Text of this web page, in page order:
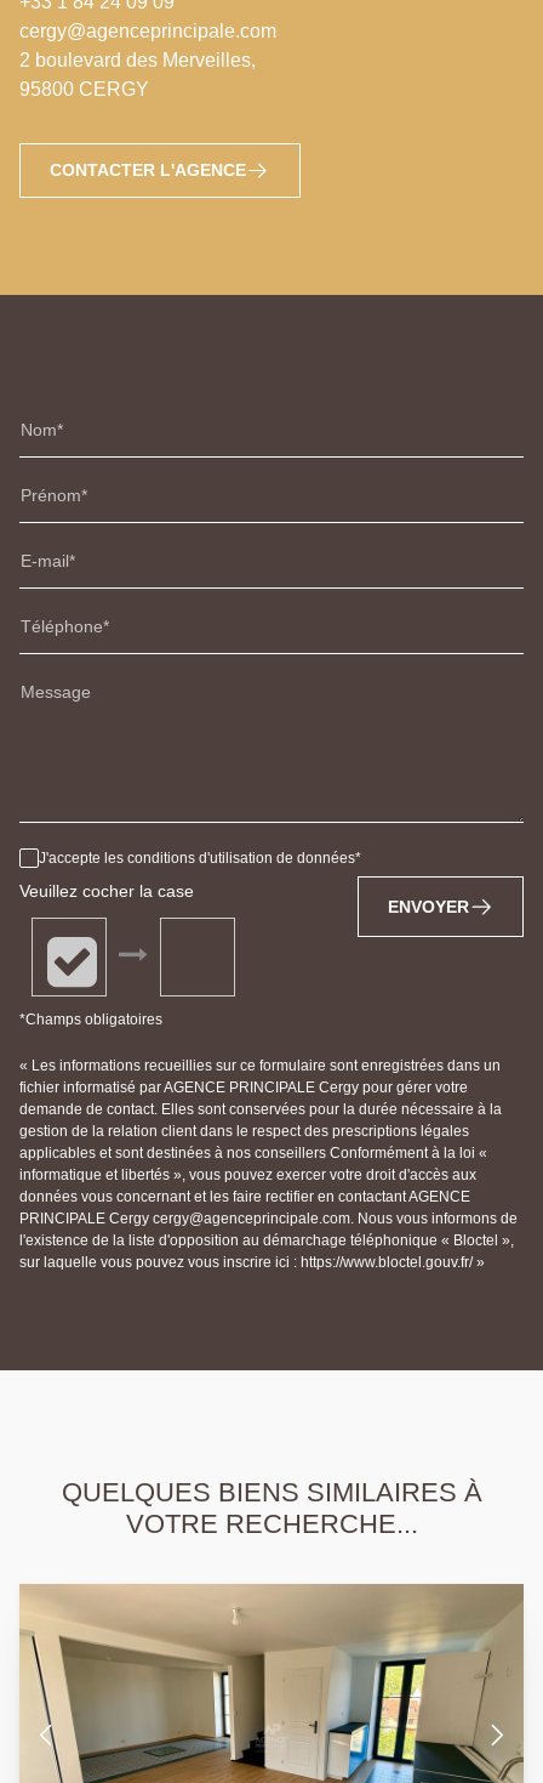
cergy@agenceprincipale.com
2 boulevard des Merveilles,
95800 CERGY
CONTACTER L'AGENCE
Nom
Prénom
E-mail
Téléphone
Message
J'accepte les conditions d'utilisation de données
Veuillez cocher la case
*Champs obligatoires
ENVOYER
« Les informations recueillies sur ce formulaire sont enregistrées dans un
fichier informatisé par AGENCE PRINCIPALE Cergy pour gérer votre
demande de contact. Elles sont conservées pour la durée nécessaire à la
gestion de la relation client dans le respect des prescriptions légales
applicables et sont destinées à nos conseillers Conformément à la loi «
informatique et libertés », vous pouvez exercer votre droit d'accès aux
données vous concernant et les faire rectifier en contactant AGENCE
PRINCIPALE Cergy cergy@agenceprincipale.com. Nous vous informons de
l'existence de la liste d'opposition au démarchage téléphonique « Bloctel »,
sur laquelle vous pouvez vous inscrire ici : https://www.bloctel.gouv.fr/ »
QUELQUES BIENS SIMILAIRES À
VOTRE RECHERCHE...